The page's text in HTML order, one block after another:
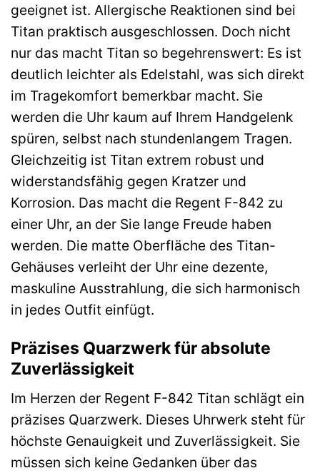
geeignet ist. Allergische Reaktionen sind bei
Titan praktisch ausgeschlossen. Doch nicht
nur das macht Titan so begehrenswert: Es ist
deutlich leichter als Edelstahl, was sich direkt
im Tragekomfort bemerkbar macht. Sie
werden die Uhr kaum auf Ihrem Handgelenk
spüren, selbst nach stundenlangem Tragen.
Gleichzeitig ist Titan extrem robust und
widerstandsfähig gegen Kratzer und
Korrosion. Das macht die Regent F-842 zu
einer Uhr, an der Sie lange Freude haben
werden. Die matte Oberfläche des Titan-
Gehäuses verleiht der Uhr eine dezente,
maskuline Ausstrahlung, die sich harmonisch
in jedes Outfit einfügt.
Präzises Quarzwerk für absolute
Zuverlässigkeit
Im Herzen der Regent F-842 Titan schlägt ein
präzises Quarzwerk. Dieses Uhrwerk steht für
höchste Genauigkeit und Zuverlässigkeit. Sie
müssen sich keine Gedanken über das